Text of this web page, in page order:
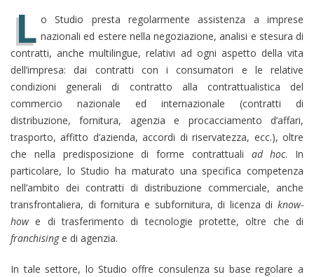
L o Studio presta regolarmente assistenza a imprese
nazionali ed estere nella negoziazione, analisi e stesura di
contratti, anche multilingue, relativi ad ogni aspetto della vita
dell’impresa: dai contratti con i consumatori e le relative
condizioni generali di contratto alla contrattualistica del
commercio nazionale ed internazionale (contratti di
distribuzione, fornitura, agenzia e procacciamento d’affari,
trasporto, affitto d’azienda, accordi di riservatezza, ecc.), oltre
che nella predisposizione di forme contrattuali ad hoc. In
particolare, lo Studio ha maturato una specifica competenza
nell’ambito dei contratti di distribuzione commerciale, anche
transfrontaliera, di fornitura e subfornitura, di licenza di know-
howe di trasferimento di tecnologie protette, oltre che di
franchisinge di agenzia.
In tale settore, lo Studio offre consulenza su base regolare a